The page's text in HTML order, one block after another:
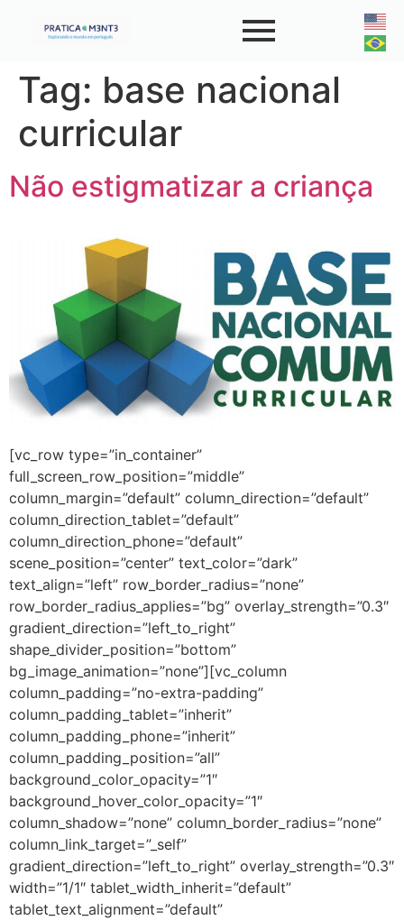
Tag: base nacional
curricular
Não estigmatizar a criança
[vc_row type=”in_container”
full_screen_row_position=”middle”
column_margin=”default” column_direction=”default”
column_direction_tablet=”default”
column_direction_phone=”default”
scene_position=”center” text_color=”dark”
text_align=”left” row_border_radius=”none”
row_border_radius_applies=”bg” overlay_strength=”0.3″
gradient_direction=”left_to_right”
shape_divider_position=”bottom”
bg_image_animation=”none”][vc_column
column_padding=”no-extra-padding”
column_padding_tablet=”inherit”
column_padding_phone=”inherit”
column_padding_position=”all”
background_color_opacity=”1″
background_hover_color_opacity=”1″
column_shadow=”none” column_border_radius=”none”
column_link_target=”_self”
gradient_direction=”left_to_right” overlay_strength=”0.3″
width=”1/1″ tablet_width_inherit=”default”
tablet_text_alignment=”default”